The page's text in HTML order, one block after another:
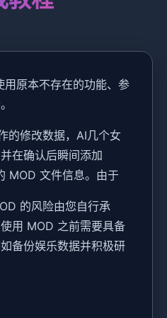
原本不存在的功能、参
的修改数据，AI几个女
在确认后瞬间添加
MOD 文件信息。由于
的风险由您自行承
用 MOD 之前需要具备
备份娱乐数据并积极研